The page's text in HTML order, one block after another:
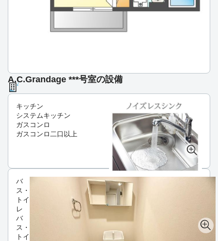
A.C.Grandage ***号室の設備
キッチン
システムキッチン
ガスコンロ
ガスコンロ二口以上
バ
ス・
トイ
レ
バ
ス・
トイ